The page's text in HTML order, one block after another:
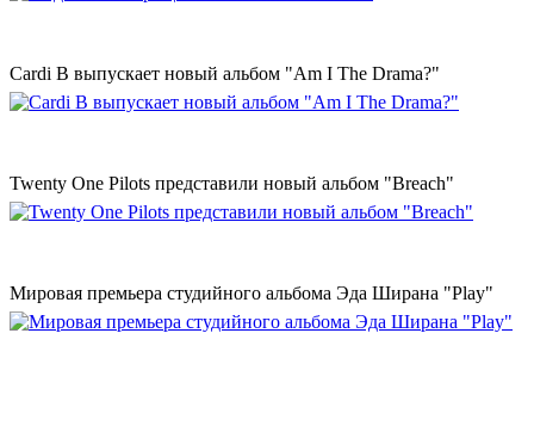
Cardi B выпускает новый альбом "Am I The Drama?"
Twenty One Pilots представили новый альбом "Breach"
Мировая премьера студийного альбома Эда Ширана "Play"